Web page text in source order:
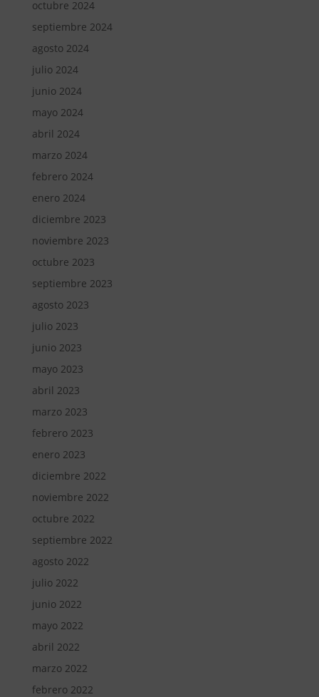
octubre 2024
septiembre 2024
agosto 2024
julio 2024
junio 2024
mayo 2024
abril 2024
marzo 2024
febrero 2024
enero 2024
diciembre 2023
noviembre 2023
octubre 2023
septiembre 2023
agosto 2023
julio 2023
junio 2023
mayo 2023
abril 2023
marzo 2023
febrero 2023
enero 2023
diciembre 2022
noviembre 2022
octubre 2022
septiembre 2022
agosto 2022
julio 2022
junio 2022
mayo 2022
abril 2022
marzo 2022
febrero 2022